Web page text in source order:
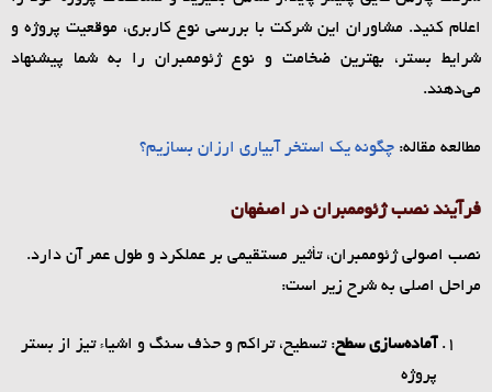
اعلام کنید. مشاوران این شرکت با بررسی نوع کاربری، موقعیت پروژه و
شرایط بستر، بهترین ضخامت و نوع ژئوممبران را به شما پیشنهاد
می‌دهند.
مطالعه مقاله:چگونه یک استخر آبیاری ارزان بسازیم؟
فرآیند نصب ژئوممبران در اصفهان
نصب اصولی ژئوممبران، تأثیر مستقیمی بر عملکرد و طول عمر آن دارد.
مراحل اصلی به شرح زیر است:
آماده‌سازی سطح: تسطیح، تراکم و حذف سنگ و اشیاء تیز از بستر
پروژه